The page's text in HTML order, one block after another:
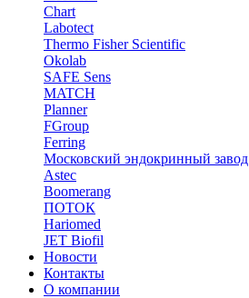
Chart
Labotect
Thermo Fisher Scientific
Okolab
SAFE Sens
MATCH
Planner
FGroup
Ferring
Московский эндокринный завод
Astec
Boomerang
ПОТОК
Hariomed
JET Biofil
Новости
Контакты
О компании